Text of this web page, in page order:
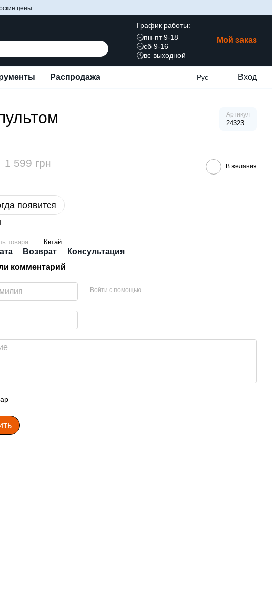
цены
График работы:
🕘пн-пт 9-18
🕘сб 9-16
🕙вс выходной
Мой заказ
Распродажа Рус Вход
Артикул
24323
1 599 грн В желания
появится
товара Китай
Возврат
Консультация
комментарий
Войти с помощью